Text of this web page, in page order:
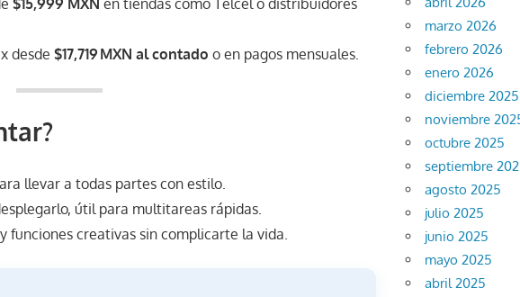
$15,999 MXN en tiendas como Telcel o distribuidores
desde $17,719 MXN al contado o en pagos mensuales.
?
llevar a todas partes con estilo.
útil para multitareas rápidas.
funciones creativas sin complicarte la vida.
marzo 2026
febrero 2026
enero 2026
diciembre 2025
noviembre
octubre 2025
septiembre
agosto 2025
julio 2025
junio 2025
mayo 2025
abril 2025